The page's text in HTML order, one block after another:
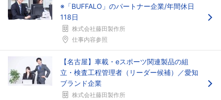
※「BUFFALO」のパートナー企業/年間休日
118日
株式会社藤田製作所
仕事内容参照
【名古屋】車載・eスポーツ関連製品の組
立・検査工程管理者（リーダー候補）／愛知
ブランド企業
株式会社藤田製作所